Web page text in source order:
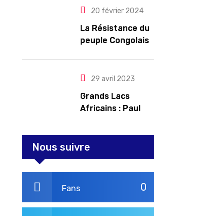
l’arrêt des
20 février 2024
La Résistance du
peuple Congolais
par le Rwanda
29 avril 2023
Grands Lacs
Africains : Paul
redorer le blason
Nous suivre
0
Fans